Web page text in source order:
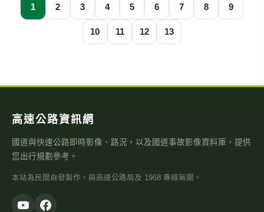
1 2 3 4 5 6 7 8 9
10 11 12 13
高速公路資訊網
國道與快速公路即時影像、路況，以及國道事故影像資料庫，提供
您出行規劃參考。
本站為民間自發製作，與高速公路局及 1968 專線無關。